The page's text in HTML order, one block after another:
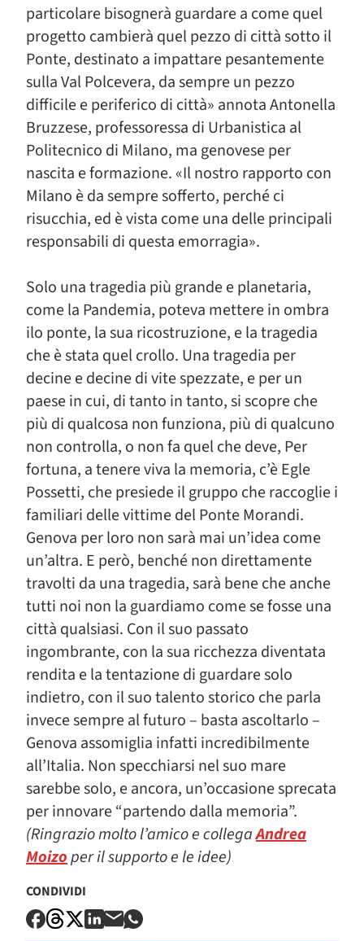
particolare bisognerà guardare a come quel
progetto cambierà quel pezzo di città sotto il
Ponte, destinato a impattare pesantemente
sulla Val Polcevera, da sempre un pezzo
difficile e periferico di città» annota Antonella
Bruzzese, professoressa di Urbanistica al
Politecnico di Milano, ma genovese per
nascita e formazione. «Il nostro rapporto con
Milano è da sempre sofferto, perché ci
risucchia, ed è vista come una delle principali
responsabili di questa emorragia».
Solo una tragedia più grande e planetaria,
come la Pandemia, poteva mettere in ombra
ilo ponte, la sua ricostruzione, e la tragedia
che è stata quel crollo. Una tragedia per
decine e decine di vite spezzate, e per un
paese in cui, di tanto in tanto, si scopre che
più di qualcosa non funziona, più di qualcuno
non controlla, o non fa quel che deve, Per
fortuna, a tenere viva la memoria, c’è Egle
Possetti, che presiede il gruppo che raccoglie i
familiari delle vittime del Ponte Morandi.
Genova per loro non sarà mai un’idea come
un’altra. E però, benché non direttamente
travolti da una tragedia, sarà bene che anche
tutti noi non la guardiamo come se fosse una
città qualsiasi. Con il suo passato
ingombrante, con la sua ricchezza diventata
rendita e la tentazione di guardare solo
indietro, con il suo talento storico che parla
invece sempre al futuro – basta ascoltarlo –
Genova assomiglia infatti incredibilmente
all’Italia. Non specchiarsi nel suo mare
sarebbe solo, e ancora, un’occasione sprecata
per innovare “partendo dalla memoria”.
(Ringrazio molto l’amico e collegaAndrea
Moizoper il supporto e le idee)
CONDIVIDI